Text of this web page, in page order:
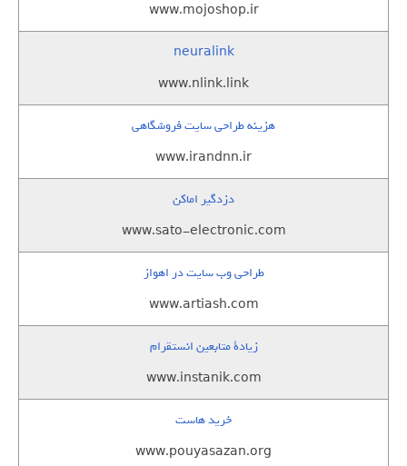
www.mojoshop.ir
neuralink
www.nlink.link
هزینه طراحی سایت فروشگاهی
www.irandnn.ir
دزدگیر اماکن
www.sato-electronic.com
طراحی وب سایت در اهواز
www.artiash.com
زيادة متابعين انستقرام
www.instanik.com
خرید هاست
www.pouyasazan.org